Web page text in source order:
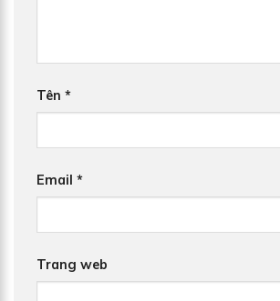
Tên *
Email *
Trang web